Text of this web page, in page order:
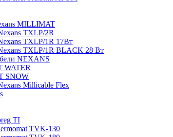
MILLIMAT
TXLP/2R
TXLP/1R 17Вт
TXLP/1R BLACK 28 Вт
NEXANS
WATER
SNOW
Millicable Flex
TI
TVK-130